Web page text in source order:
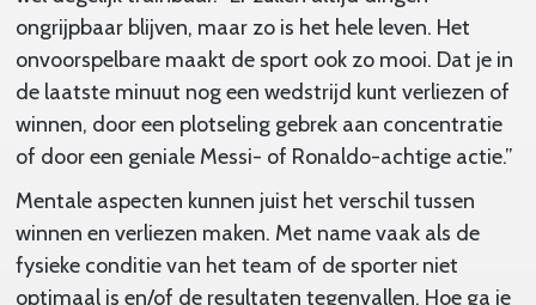
ongrijpbaar blijven, maar zo is het hele leven. Het
onvoorspelbare maakt de sport ook zo mooi. Dat je in
de laatste minuut nog een wedstrijd kunt verliezen of
winnen, door een plotseling gebrek aan concentratie
of door een geniale Messi- of Ronaldo-achtige actie.”
Mentale aspecten kunnen juist het verschil tussen
winnen en verliezen maken. Met name vaak als de
fysieke conditie van het team of de sporter niet
optimaal is en/of de resultaten tegenvallen. Hoe ga je